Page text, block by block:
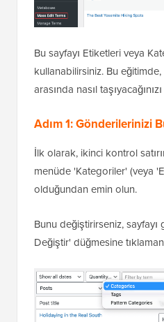
Bu sayfayı Etiketleri veya
kullanabilirsiniz. Bu
arasında nasıl
Adım 1: Gönderilerinizi
İlk olarak, ikinci kontrol
menüde 'Kategoriler' (veya
olduğundan emin olun.
Bunu değiştirirseniz,
Değiştir' düğmesine